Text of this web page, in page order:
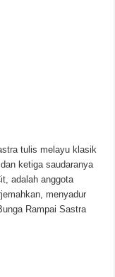
tulis melayu klasik
ketiga saudaranya
adalah anggota
menyadur
Rampai Sastra